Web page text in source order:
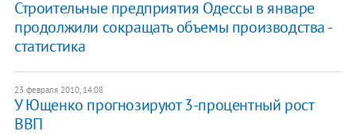
Строительные предприятия Одессы в январе
продолжили сокращать объемы производства -
статистика
23 февраля 2010, 14:08
У Ющенко прогнозируют 3-процентный рост
ВВП